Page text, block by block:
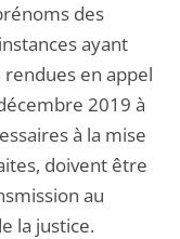
des
ayant
en appel
2019 à
à la mise
doivent être
au
la justice.